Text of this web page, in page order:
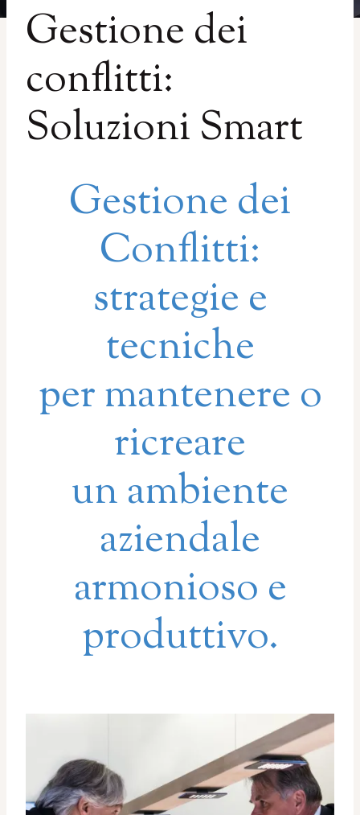
Gestione dei
conflitti:
Soluzioni Smart
Gestione dei
Conflitti:
strategie e
tecniche
per mantenere o
ricreare
un ambiente
aziendale
armonioso e
produttivo.